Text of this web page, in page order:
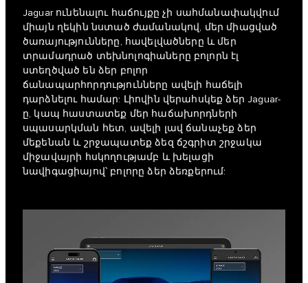
Jaguar ունենալու հաճույքը չի սահմանափակվում
միայն ղեկին նստած ժամանակով, մեր միացված
ծառայությունները, հավելվածները և մեր
տրամադրած տեխնոլոգիաները բոլորն էլ
ստեղծված են ձեր բոլոր
ճանապարհորդությունները ավելի հաճելի
դարձնելու համար: Լիովին վերահսկեք ձեր Jaguar-
ը, կապ հաստատեք մեր հաճախորդների
սպասարկման հետ, ավելի լավ ճանաչեք ձեր
մեքենան և շրջապատեք ձեզ ճշգրիտ շրջակա
միջավայրի հսկողությամբ և խելացի
նավիգացիայով՝ բոլորը ձեր ձեռքերում: